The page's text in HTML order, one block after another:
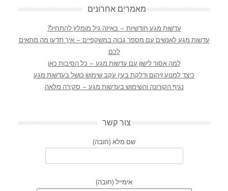
מאמרים אחרונים
עדשות מגע חודשיות – באיזה גיל מומלץ להתחיל?
עדשות מגע לאנשים עם מספר גבוה במשקפיים – איך תדעו מה מתאים
לכם
למה אסור לישון עם עדשות מגע – כל הסיבות כאן
כיצד למנוע זיהום ודלקת בעין עקב שימוש כושל בעדשות מגע
נגיף הקורונה והשימוש בעדשות מגע – סקירה מלאה
צור קשר
שם מלא (חובה)
אימייל (חובה)